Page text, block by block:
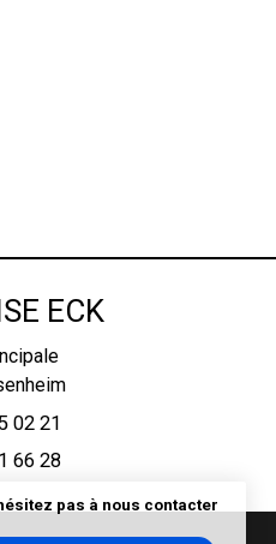
pas à nous contacter
ECK
02 21
66 28